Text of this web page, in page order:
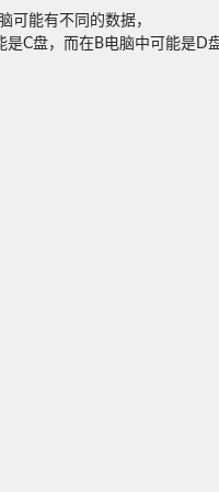
可能有不同的数据，
是C盘，而在B电脑中可能是D